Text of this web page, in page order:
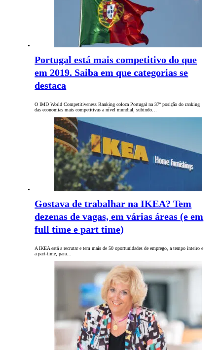
Portugal está mais competitivo do que
em 2019. Saiba em que categorias se
destaca
O IMD World Competitiveness Ranking coloca Portugal na 37ª posição do ranking
das economias mais competitivas a nível mundial, subindo…
Gostava de trabalhar na IKEA? Tem
dezenas de vagas, em várias áreas (e em
full time e part time)
A IKEA está a recrutar e tem mais de 50 oportunidades de emprego, a tempo inteiro e
a part-time, para…